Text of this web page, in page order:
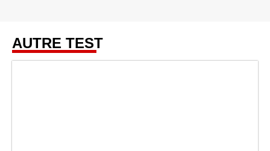
AUTRE TEST